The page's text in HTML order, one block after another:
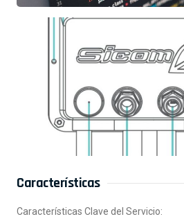
Características
Características Clave del Servicio: